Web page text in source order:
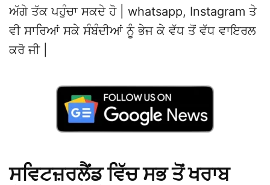
ਅੱਗੇ ਤੱਕ ਪਹੁੰਚਾ ਸਕਦੇ ਹੋ | whatsapp, Instagram ਤੇ
ਵੀ ਸਾਰਿਆਂ ਸਕੇ ਸੰਬੰਦੀਆਂ ਨੂੰ ਭੇਜ ਕੇ ਵੱਧ ਤੋਂ ਵੱਧ ਵਾਇਰਲ
ਕਰੋ ਜੀ |
ਸਵਿਟਜ਼ਰਲੈਂਡ ਵਿੱਚ ਸਭ ਤੋਂ ਖਰਾਬ